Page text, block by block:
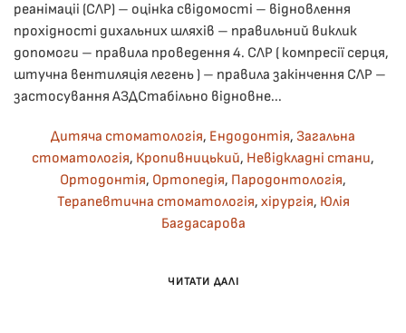
реанімаціі (СЛР) – оцінка свідомості – відновлення
прохідності дихальних шляхів – правильний виклик
допомоги – правила проведення 4. СЛР ( компресії серця,
штучна вентиляція легень ) – правила закінчення СЛР –
застосування АЗДСтабільно відновне...
Дитяча стоматологія, Ендодонтія, Загальна
стоматологія, Кропивницький, Невідкладні стани,
Ортодонтія, Ортопедія, Пародонтологія,
Терапевтична стоматологія, хірургія, Юлія
Багдасарова
ЧИТАТИ ДАЛІ